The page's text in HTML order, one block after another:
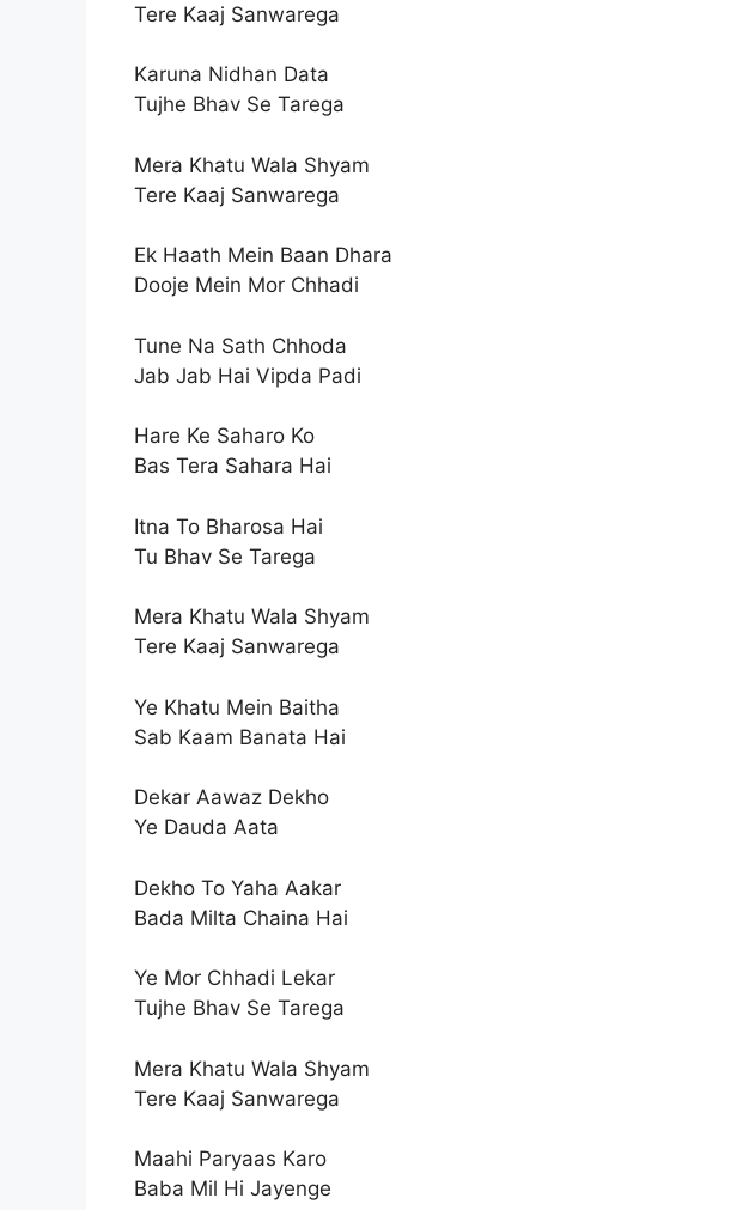
Tere Kaaj Sanwarega
Karuna Nidhan Data
Tujhe Bhav Se Tarega
Mera Khatu Wala Shyam
Tere Kaaj Sanwarega
Ek Haath Mein Baan Dhara
Dooje Mein Mor Chhadi
Tune Na Sath Chhoda
Jab Jab Hai Vipda Padi
Hare Ke Saharo Ko
Bas Tera Sahara Hai
Itna To Bharosa Hai
Tu Bhav Se Tarega
Mera Khatu Wala Shyam
Tere Kaaj Sanwarega
Ye Khatu Mein Baitha
Sab Kaam Banata Hai
Dekar Aawaz Dekho
Ye Dauda Aata
Dekho To Yaha Aakar
Bada Milta Chaina Hai
Ye Mor Chhadi Lekar
Tujhe Bhav Se Tarega
Mera Khatu Wala Shyam
Tere Kaaj Sanwarega
Maahi Paryaas Karo
Baba Mil Hi Jayenge